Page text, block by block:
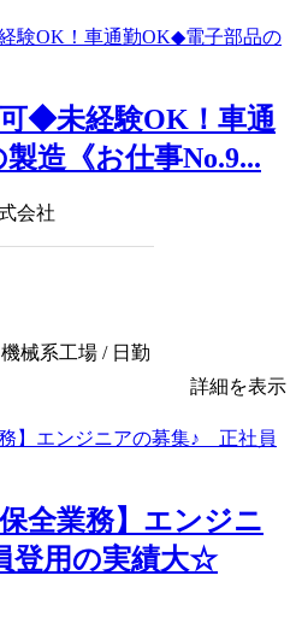
可◆未経験OK！車通
造《お仕事No.9...
会社
械系工場 / 日勤
詳細を表示
全業務】エンジニ
登用の実績大☆